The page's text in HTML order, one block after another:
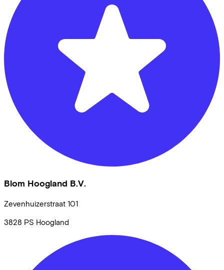
Blom Hoogland B.V.
Zevenhuizerstraat 101
3828 PS Hoogland